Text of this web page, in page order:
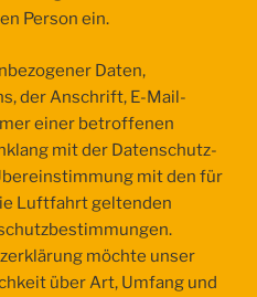
Person ein.
Daten,
der Anschrift, E-Mail-
einer betroffenen
mit der Datenschutz-
mit den für
Luftfahrt geltenden
möchte unser
über Art, Umfang und